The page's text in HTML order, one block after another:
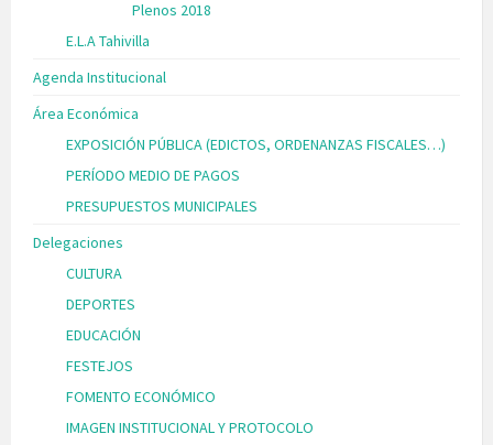
Plenos 2018
E.L.A Tahivilla
Agenda Institucional
Área Económica
EXPOSICIÓN PÚBLICA (EDICTOS, ORDENANZAS FISCALES…)
PERÍODO MEDIO DE PAGOS
PRESUPUESTOS MUNICIPALES
Delegaciones
CULTURA
DEPORTES
EDUCACIÓN
FESTEJOS
FOMENTO ECONÓMICO
IMAGEN INSTITUCIONAL Y PROTOCOLO